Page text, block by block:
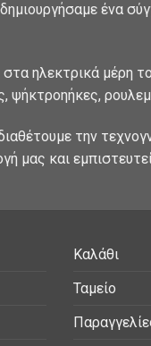
ένα
ηλεκτρικά μέρη
την
μας και
Καλάθι
Ταμείο